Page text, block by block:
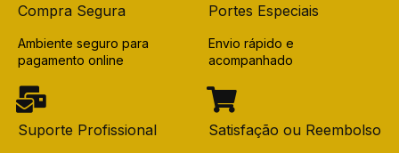
Compra Segura
Ambiente seguro para
pagamento online
Portes Especiais
Envio rápido e
acompanhado
Suporte Profissional Satisfação ou Reembolso